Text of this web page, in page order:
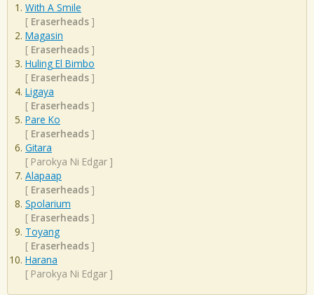
With A Smile
[ Eraserheads ]
Magasin
[ Eraserheads ]
Huling El Bimbo
[ Eraserheads ]
Ligaya
[ Eraserheads ]
Pare Ko
[ Eraserheads ]
Gitara
[ Parokya Ni Edgar ]
Alapaap
[ Eraserheads ]
Spolarium
[ Eraserheads ]
Toyang
[ Eraserheads ]
Harana
[ Parokya Ni Edgar ]